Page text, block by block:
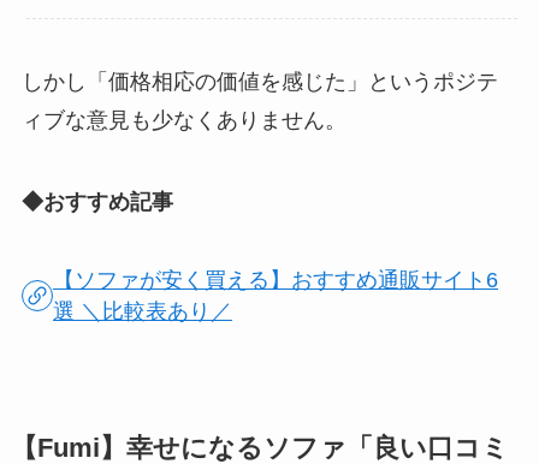
しかし「価格相応の価値を感じた」というポジテ
ィブな意見も少なくありません。
◆おすすめ記事
【ソファが安く買える】おすすめ通販サイト6
選 ＼比較表あり／
【Fumi】幸せになるソファ「良い口コミ